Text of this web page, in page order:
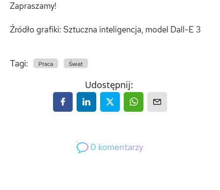
Zapraszamy!
Źródło grafiki: Sztuczna inteligencja, model Dall-E 3
Tagi: Praca Świat
Udostępnij:
0 komentarzy